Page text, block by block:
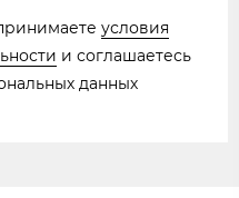
условия
​​​ и соглашаетесь
данных​​